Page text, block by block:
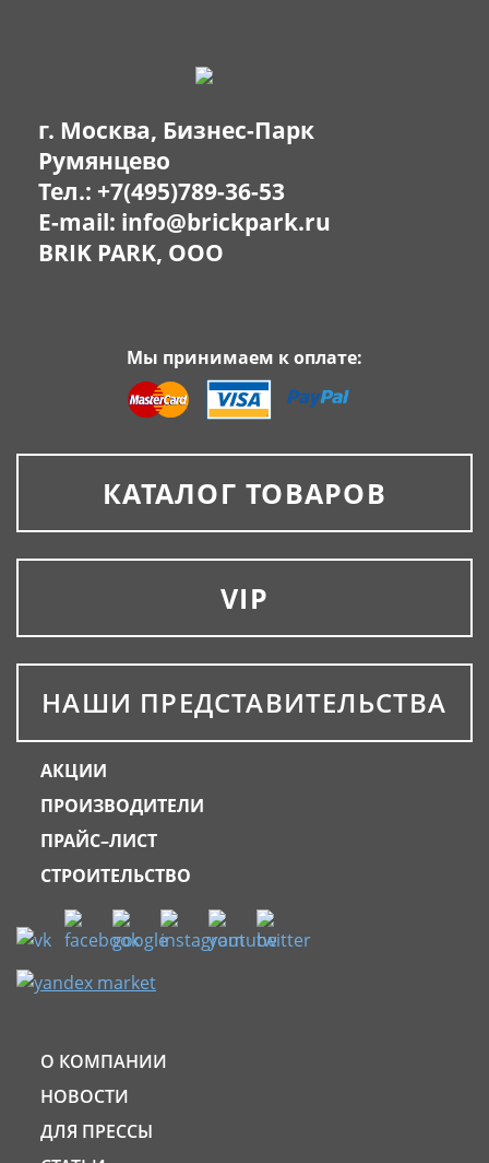
г. Москва, Бизнес-Парк
Румянцево
Тел.: +7(495)789-36-53
E-mail: info@brickpark.ru
BRIK PARK, OOO
Мы принимаем к оплате:
КАТАЛОГ ТОВАРОВ
VIP
НАШИ ПРЕДСТАВИТЕЛЬСТВА
АКЦИИ
ПРОИЗВОДИТЕЛИ
ПРАЙС–ЛИСТ
СТРОИТЕЛЬСТВО
О КОМПАНИИ
НОВОСТИ
ДЛЯ ПРЕССЫ